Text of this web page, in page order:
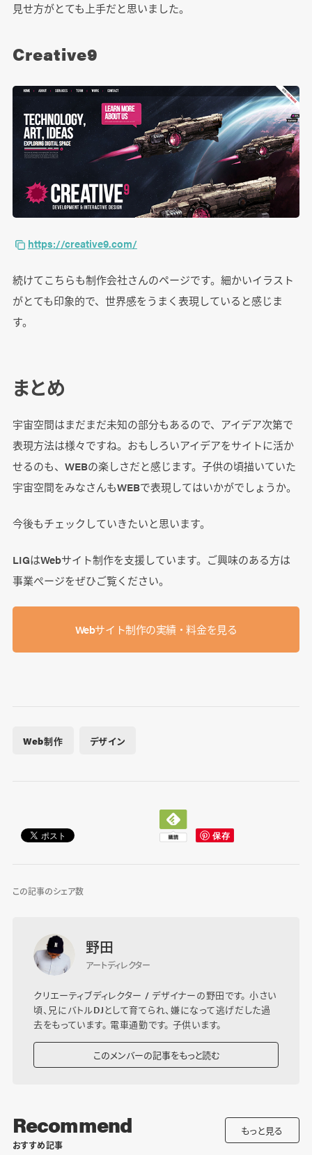
見せ方がとても上手だと思いました。
Creative9
https://creative9.com/
続けてこちらも制作会社さんのページです。細かいイラスト
がとても印象的で、世界感をうまく表現していると感じま
す。
まとめ
宇宙空間はまだまだ未知の部分もあるので、アイデア次第で
表現方法は様々ですね。おもしろいアイデアをサイトに活か
せるのも、WEBの楽しさだと感じます。子供の頃描いていた
宇宙空間をみなさんもWEBで表現してはいかがでしょうか。
今後もチェックしていきたいと思います。
LIGはWebサイト制作を支援しています。ご興味のある方は
事業ぺージをぜひご覧ください。
Webサイト制作の実績・料金を見る
Web制作 デザイン
この記事のシェア数
野田
アートディレクター
クリエーティブディレクター / デザイナーの野田です。 小さい
頃、兄にバトルDJとして育てられ、嫌になって逃げだした過
去をもっています。 電車通勤です。 子供います。
このメンバーの記事をもっと読む
Recommend
おすすめ記事
もっと見る